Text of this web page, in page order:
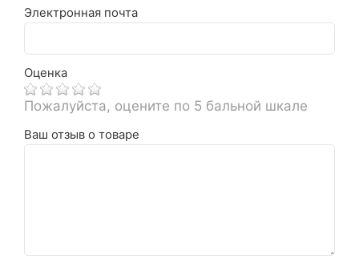
Электронная почта
Оценка
Пожалуйста, оцените по 5 бальной шкале
Ваш отзыв о товаре